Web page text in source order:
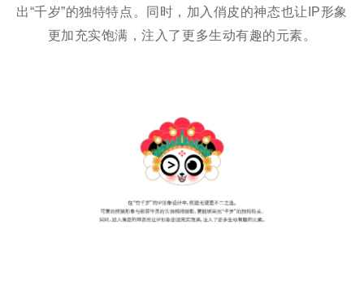
出“千岁”的独特特点。同时，加入俏皮的神态也让IP形象
更加充实饱满，注入了更多生动有趣的元素。